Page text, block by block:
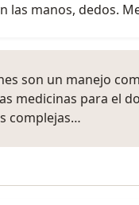
las manos, dedos.
son un manejo
medicinas para el
complejas…